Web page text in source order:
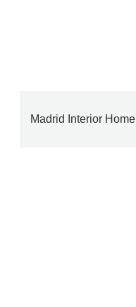
Madrid Interior Home